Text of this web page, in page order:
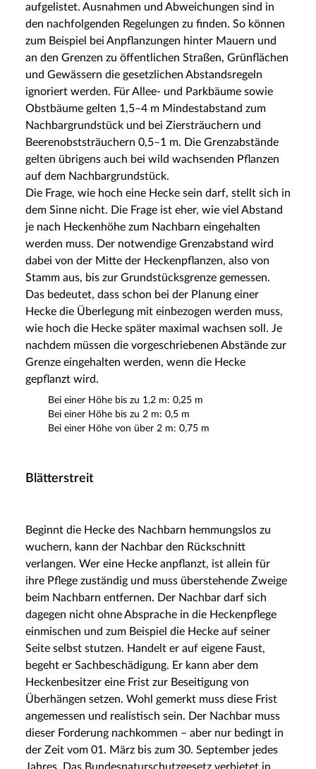
aufgelistet. Ausnahmen und Abweichungen sind in
den nachfolgenden Regelungen zu finden. So können
zum Beispiel bei Anpflanzungen hinter Mauern und
an den Grenzen zu öffentlichen Straßen, Grünflächen
und Gewässern die gesetzlichen Abstandsregeln
ignoriert werden. Für Allee- und Parkbäume sowie
Obstbäume gelten 1,5–4 m Mindestabstand zum
Nachbargrundstück und bei Ziersträuchern und
Beerenobststräuchern 0,5–1 m. Die Grenzabstände
gelten übrigens auch bei wild wachsenden Pflanzen
auf dem Nachbargrundstück.
Die Frage, wie hoch eine Hecke sein darf, stellt sich in
dem Sinne nicht. Die Frage ist eher, wie viel Abstand
je nach Heckenhöhe zum Nachbarn eingehalten
werden muss. Der notwendige Grenzabstand wird
dabei von der Mitte der Heckenpflanzen, also von
Stamm aus, bis zur Grundstücksgrenze gemessen.
Das bedeutet, dass schon bei der Planung einer
Hecke die Überlegung mit einbezogen werden muss,
wie hoch die Hecke später maximal wachsen soll. Je
nachdem müssen die vorgeschriebenen Abstände zur
Grenze eingehalten werden, wenn die Hecke
gepflanzt wird.
Bei einer Höhe bis zu 1,2 m: 0,25 m
Bei einer Höhe bis zu 2 m: 0,5 m
Bei einer Höhe von über 2 m: 0,75 m
Blätterstreit
Beginnt die Hecke des Nachbarn hemmungslos zu
wuchern, kann der Nachbar den Rückschnitt
verlangen. Wer eine Hecke anpflanzt, ist allein für
ihre Pflege zuständig und muss überstehende Zweige
beim Nachbarn entfernen. Der Nachbar darf sich
dagegen nicht ohne Absprache in die Heckenpflege
einmischen und zum Beispiel die Hecke auf seiner
Seite selbst stutzen. Handelt er auf eigene Faust,
begeht er Sachbeschädigung. Er kann aber dem
Heckenbesitzer eine Frist zur Beseitigung von
Überhängen setzen. Wohl gemerkt muss diese Frist
angemessen und realistisch sein. Der Nachbar muss
dieser Forderung nachkommen – aber nur bedingt in
der Zeit vom 01. März bis zum 30. September jedes
Jahres. Das Bundesnaturschutzgesetz verbietet in